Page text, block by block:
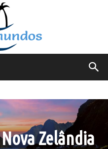
Zelândia